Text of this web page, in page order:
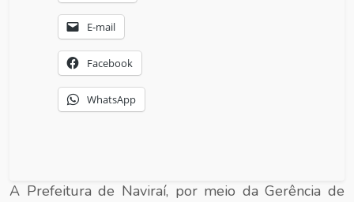
E-mail
Facebook
WhatsApp
A Prefeitura de Naviraí, por meio da Gerência de